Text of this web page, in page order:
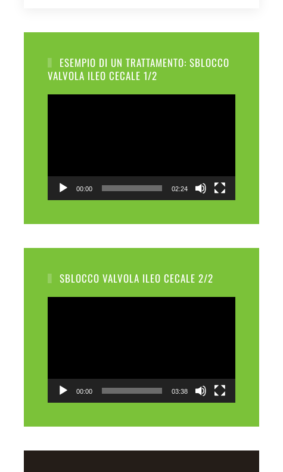
ESEMPIO DI UN TRATTAMENTO: SBLOCCO
VALVOLA ILEO CECALE 1/2
00:00 02:24
SBLOCCO VALVOLA ILEO CECALE 2/2
00:00 03:38